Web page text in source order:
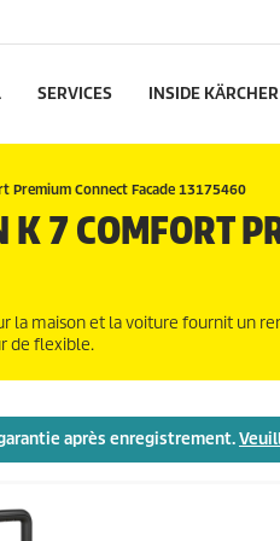
SERVICES INSIDE KÄRCHER
Premium Connect Facade 13175460
7 COMFORT
la maison et la voiture fournit un
de flexible.
après enregistrement.